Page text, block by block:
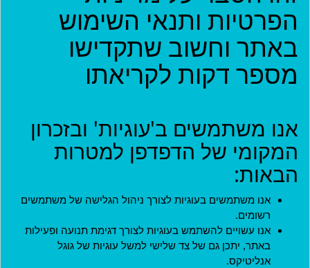
הפרטיות ותנאי השימוש
באתר וחשוב שתקדישו
מספר דקות לקריאתו
אנו משתמשים ב'עוגיות' ובזכרון
המקומי של הדפדפן למטרות
הבאות:
אנו משתמשים בעוגיות לצורך ניהול הגלישה של משתמשים
רשומים.
אנו עשויים להשתמש בעוגיות לצורך דגימת תנועה ופעילות
באתר, יתכן גם של צד שלישי למשל עוגיות של גוגל
אנליטיקס.
קהילות
ארגונים
אירועים
יישומון (בטא)